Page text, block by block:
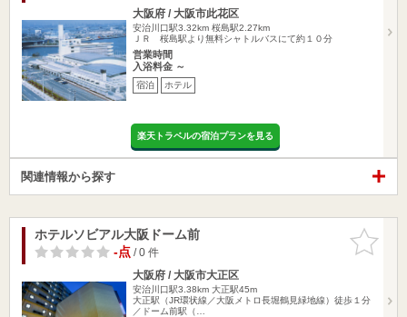
大阪府 / 大阪市此花区
安治川口駅3.32km 桜島駅2.27km
ＪＲ 桜島駅より無料シャトルバスにて約１０分
営業時間
入浴料金 ～
宿泊 ホテル
楽天トラベルの宿泊プランを見る
関連情報から探す
お気に入
りに追加
ホテルソビアル大阪ドーム前
-点/ 0 件
大阪府 / 大阪市大正区
安治川口駅3.38km 大正駅45m
大正駅（JR環状線／大阪メトロ長堀鶴見緑地線）徒歩１分
／ドーム前駅（…